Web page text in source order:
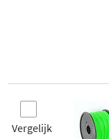
Vergelijk